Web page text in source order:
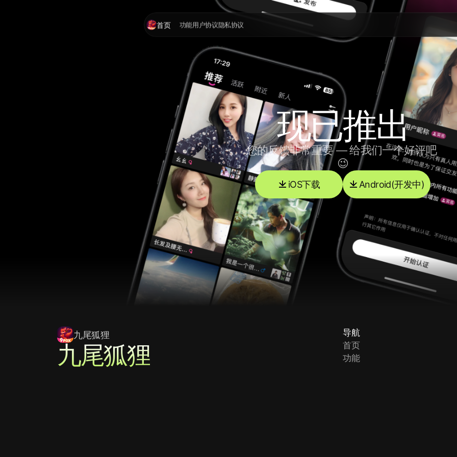
现已推出
您的反馈非常重要 — 给我们一个好评吧
😉
iOS下载 Android(开发中)
首页 功能用户协议隐私协议
九尾狐狸
九尾狐狸
导航
首页
功能